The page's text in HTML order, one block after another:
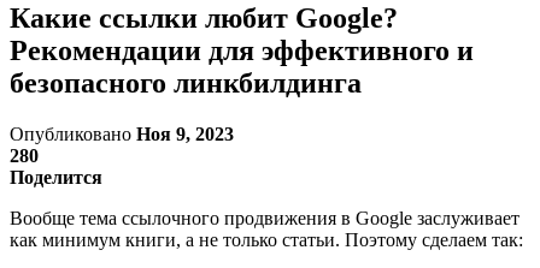
Какие ссылки любит Google?
Рекомендации для эффективного и
безопасного линкбилдинга
Опубликовано Ноя 9, 2023
280
Поделится
Вообще тема ссылочного продвижения в Google заслуживает
как минимум книги, а не только статьи. Поэтому сделаем так: